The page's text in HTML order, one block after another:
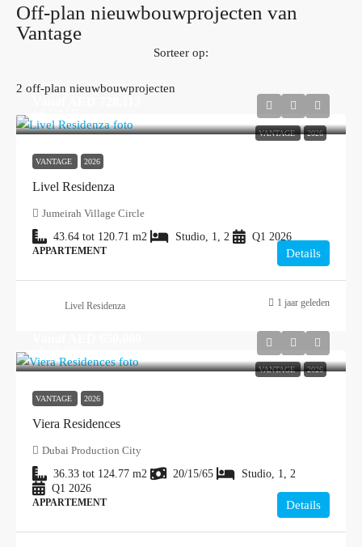
Off-plan nieuwbouwprojecten van
Vantage
2 off-plan nieuwbouwprojecten
Sorteer op:
VANTAGE 2026
VANTAGE 2026
Livel Residenza
Jumeirah Village Circle
43.64 tot 120.71 m2 Studio, 1, 2 Q1 2026
APPARTEMENT Details
Livel Residenza 1 jaar geleden
VANTAGE 2026
VANTAGE 2026
Viera Residences
Dubai Production City
36.33 tot 124.77 m2 20/15/65
Studio, 1, 2
Q1 2026
APPARTEMENT Details